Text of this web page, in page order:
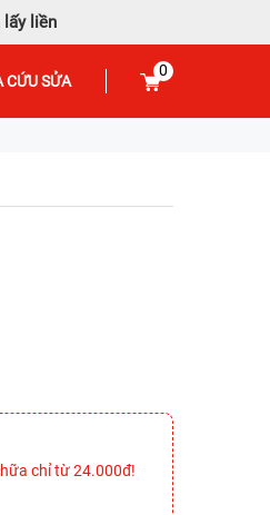
lấy liền
CỨU SỬA
0
chỉ từ 24.000đ!